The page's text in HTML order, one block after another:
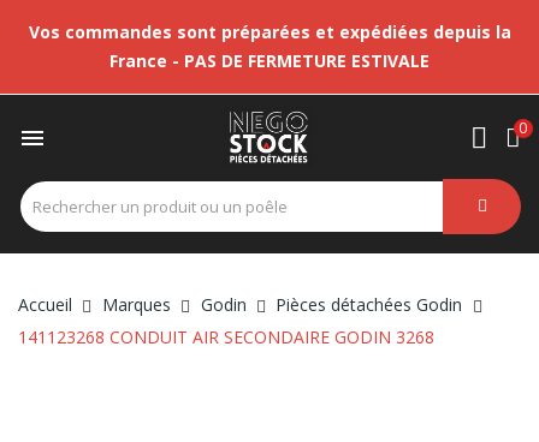
Vos commandes sont préparées et expédiées depuis la
France - PAS DE FERMETURE ESTIVALE
 0
Accueil Marques Godin
Pièces détachées Godin
141123268 CONDUIT AIR SECONDAIRE GODIN 3268